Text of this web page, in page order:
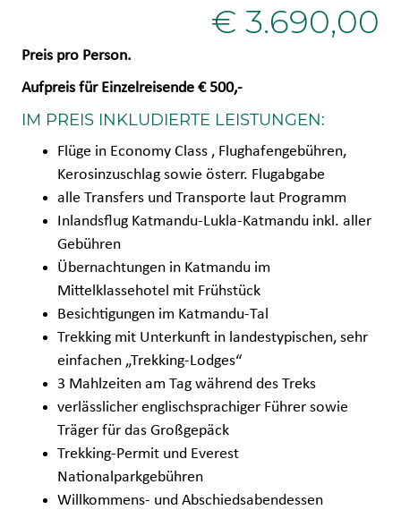
€ 3.690,00
Preis pro Person.
Aufpreis für Einzelreisende € 500,-
IM PREIS INKLUDIERTE LEISTUNGEN:
Flüge in Economy Class , Flughafengebühren,
Kerosinzuschlag sowie österr. Flugabgabe
alle Transfers und Transporte laut Programm
Inlandsflug Katmandu-Lukla-Katmandu inkl. aller
Gebühren
Übernachtungen in Katmandu im
Mittelklassehotel mit Frühstück
Besichtigungen im Katmandu-Tal
Trekking mit Unterkunft in landestypischen, sehr
einfachen „Trekking-Lodges“
3 Mahlzeiten am Tag während des Treks
verlässlicher englischsprachiger Führer sowie
Träger für das Großgepäck
Trekking-Permit und Everest
Nationalparkgebühren
Willkommens- und Abschiedsabendessen